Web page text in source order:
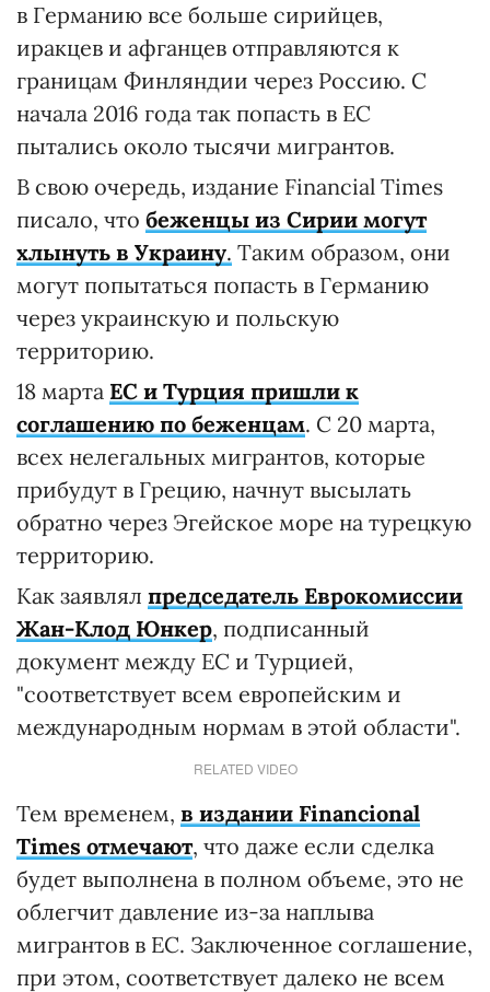
в Германию все больше сирийцев,
иракцев и афганцев отправляются к
границам Финляндии через Россию. С
начала 2016 года так попасть в ЕС
пытались около тысячи мигрантов.
В свою очередь, издание Financial Times
писало, что беженцы из Сирии могут
хлынуть в Украину. Таким образом, они
могут попытаться попасть в Германию
через украинскую и польскую
территорию.
18 марта ЕС и Турция пришли к
соглашению по беженцам. С 20 марта,
всех нелегальных мигрантов, которые
прибудут в Грецию, начнут высылать
обратно через Эгейское море на турецкую
территорию.
Как заявлял председатель Еврокомиссии
Жан-Клод Юнкер, подписанный
документ между ЕС и Турцией,
"соответствует всем европейским и
международным нормам в этой области".
RELATED VIDEO
Тем временем, в издании Financional
Times отмечают, что даже если сделка
будет выполнена в полном объеме, это не
облегчит давление из-за наплыва
мигрантов в ЕС. Заключенное соглашение,
при этом, соответствует далеко не всем